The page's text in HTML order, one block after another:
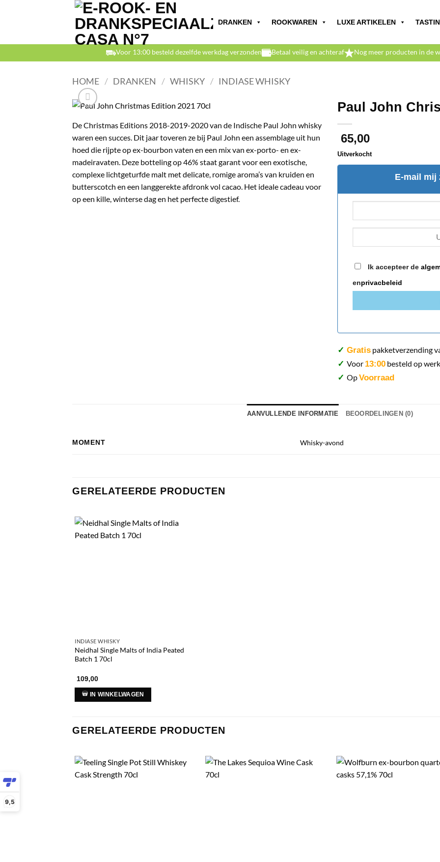
9,5
DRANKEN ROOKWAREN LUXE ARTIKELEN
Voor 13:00 besteld dezelfde werkdag verzonden Betaal veilig en achteraf Nog meer producten in de
HOME / DRANKEN / WHISKY / INDIASE WHISKY
De Christmas Editions 2018-2019-2020 van de Indische Paul John whisky
waren een succes. Dit jaar toveren ze bij Paul John een assemblage uit hun
hoed die rijpte op ex-bourbon vaten en een mix van ex-porto- en ex-
madeiravaten. Deze botteling op 46% staat garant voor een exotische,
complexe lichtgeturfde malt met delicate, romige aroma’s van kruiden en
butterscotch en een langgerekte afdronk vol cacao. Het ideale cadeau voor
op een kille, winterse dag en het perfecte digestief.
Paul John
65,00
Uitverkocht
E-mail mij
Ik accepteer de
enprivacbeleid
✓ Gratis pakketverzending
✓ Voor 13:00 besteld op
✓ OpVoorraad
AANVULLENDE INFORMATIE BEOORDELINGEN (0)
MOMENT Whisky-avond
GERELATEERDE PRODUCTEN
INDIASE WHISKY
Neidhal Single Malts of India Peated
Batch 1 70cl
109,00
IN WINKELWAGEN
GERELATEERDE PRODUCTEN